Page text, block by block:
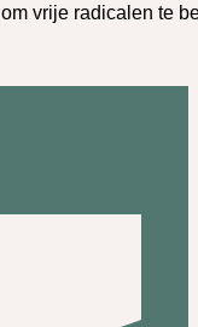
om vrije radicalen te